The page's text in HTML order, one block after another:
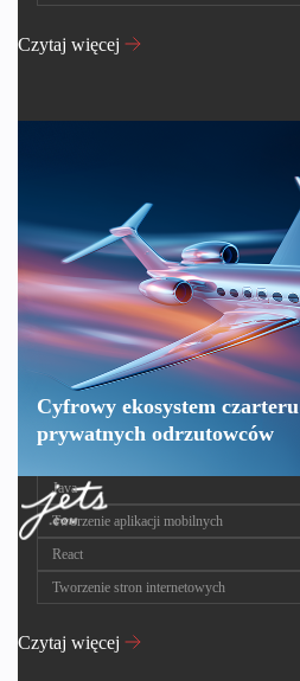
Czytaj więcej
Cyfrowy ekosystem czarteru
prywatnych odrzutowców
Java
Tworzenie aplikacji mobilnych
React
Tworzenie stron internetowych
Czytaj więcej